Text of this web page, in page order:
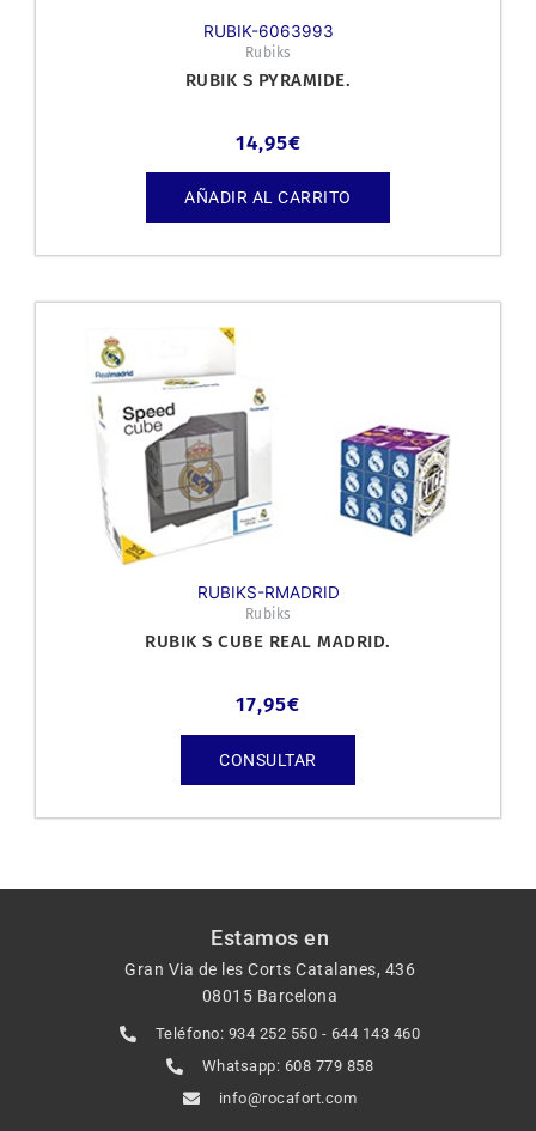
RUBIK-6063993
Rubiks
RUBIK S PYRAMIDE.
14,95€
AÑADIR AL CARRITO
RUBIKS-RMADRID
Rubiks
RUBIK S CUBE REAL MADRID.
17,95€
CONSULTAR
Estamos en
Gran Via de les Corts Catalanes, 436
08015 Barcelona
Teléfono: 934 252 550 - 644 143 460
Whatsapp: 608 779 858
info@rocafort.com